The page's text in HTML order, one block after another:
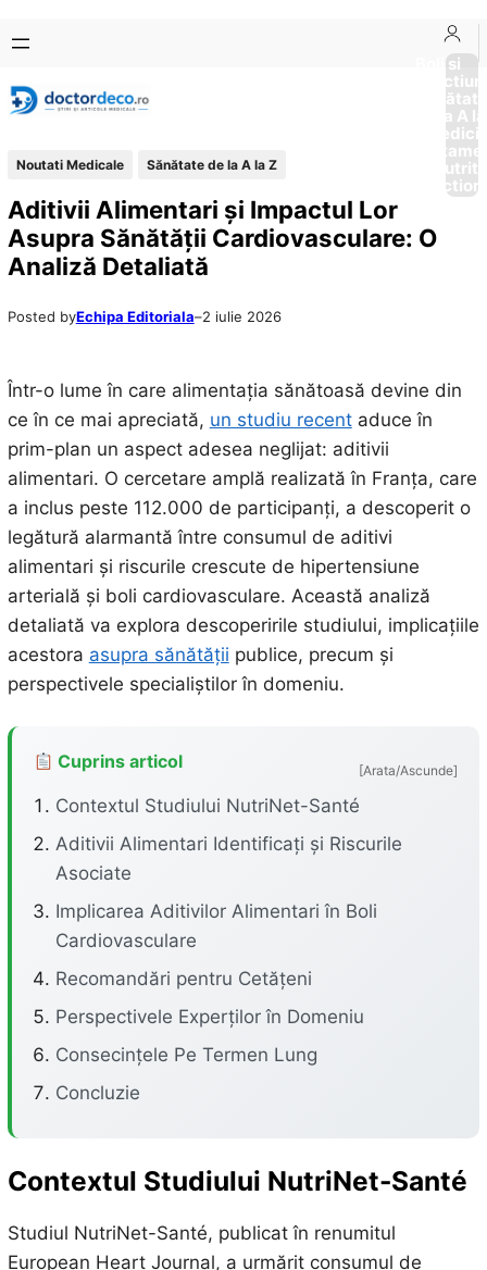
conținut
content
Boli si
Afectiuni
Sănătate
de la A
Noutati Medicale Sănătate de la A la Z
Aditivii Alimentari și Impactul Lor
Asupra Sănătății Cardiovasculare: O
Analiză Detaliată
Posted byEchipa Editoriala–2 iulie 2026
Într-o lume în care alimentația sănătoasă devine din
ce în ce mai apreciată, un studiu recentaduce în
prim-plan un aspect adesea neglijat: aditivii
alimentari. O cercetare amplă realizată în Franța, care
a inclus peste 112.000 de participanți, a descoperit o
legătură alarmantă între consumul de aditivi
alimentari și riscurile crescute de hipertensiune
arterială și boli cardiovasculare. Această analiză
detaliată va explora descoperirile studiului, implicațiile
acestora asupra sănătății publice, precum și
perspectivele specialiștilor în domeniu.
Cuprins articol [Arata/Ascunde]
Contextul Studiului NutriNet-Santé
Aditivii Alimentari Identificați și Riscurile
Asociate
Implicarea Aditivilor Alimentari în Boli
Cardiovasculare
Recomandări pentru Cetățeni
Perspectivele Experților în Domeniu
Consecințele Pe Termen Lung
Concluzie
Contextul Studiului NutriNet-Santé
Studiul NutriNet-Santé, publicat în renumitul
European Heart Journal, a urmărit consumul de